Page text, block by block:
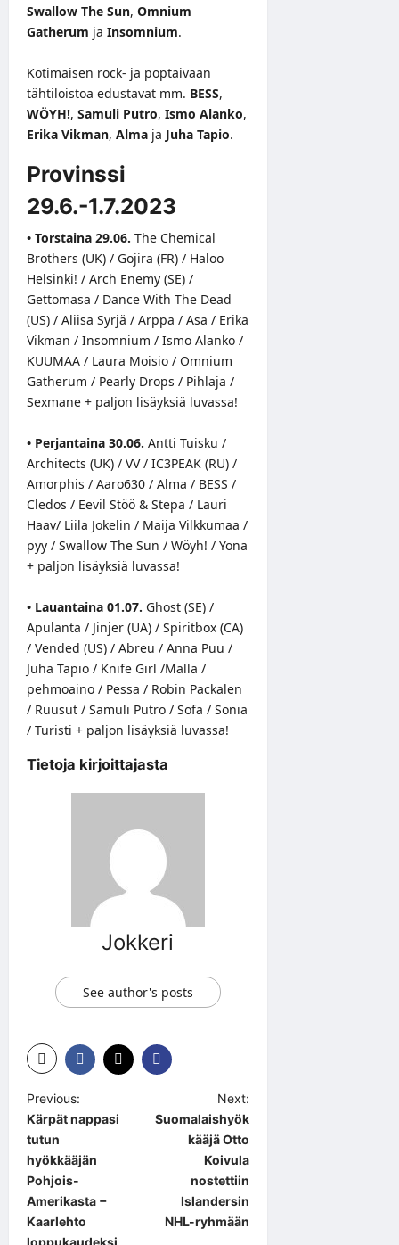
Swallow The Sun, Omnium
Gatherum ja Insomnium.
Kotimaisen rock- ja poptaivaan
tähtiloistoa edustavat mm. BESS,
WÖYH!, Samuli Putro, Ismo Alanko,
Erika Vikman, Alma ja Juha Tapio.
Provinssi
29.6.-1.7.2023
• Torstaina 29.06. The Chemical
Brothers (UK) / Gojira (FR) / Haloo
Helsinki! / Arch Enemy (SE) /
Gettomasa / Dance With The Dead
(US) / Aliisa Syrjä / Arppa / Asa / Erika
Vikman / Insomnium / Ismo Alanko /
KUUMAA / Laura Moisio / Omnium
Gatherum / Pearly Drops / Pihlaja /
Sexmane + paljon lisäyksiä luvassa!
• Perjantaina 30.06. Antti Tuisku /
Architects (UK) / VV / IC3PEAK (RU) /
Amorphis / Aaro630 / Alma / BESS /
Cledos / Eevil Stöö & Stepa / Lauri
Haav/ Liila Jokelin / Maija Vilkkumaa /
pyy / Swallow The Sun / Wöyh! / Yona
+ paljon lisäyksiä luvassa!
• Lauantaina 01.07. Ghost (SE) /
Apulanta / Jinjer (UA) / Spiritbox (CA)
/ Vended (US) / Abreu / Anna Puu /
Juha Tapio / Knife Girl /Malla /
pehmoaino / Pessa / Robin Packalen
/ Ruusut / Samuli Putro / Sofa / Sonia
/ Turisti + paljon lisäyksiä luvassa!
Tietoja kirjoittajasta
Jokkeri
See author's posts
P
o
s
t
n
a
Previous:
Kärpät nappasi
tutun
hyökkääjän
Pohjois-
Amerikasta −
Kaarlehto
loppukaudeksi
Next:
Suomalaishyök
kääjä Otto
Koivula
nostettiin
Islandersin
NHL-ryhmään